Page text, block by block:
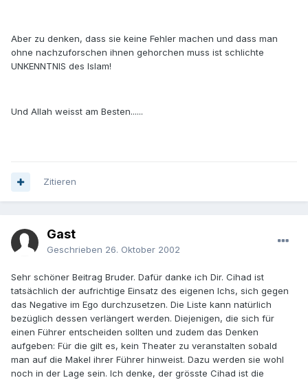
Aber zu denken, dass sie keine Fehler machen und dass man
ohne nachzuforschen ihnen gehorchen muss ist schlichte
UNKENNTNIS des Islam!
Und Allah weisst am Besten......
Zitieren
Gast
Geschrieben 26. Oktober 2002
Sehr schöner Beitrag Bruder. Dafür danke ich Dir. Cihad ist
tatsächlich der aufrichtige Einsatz des eigenen Ichs, sich gegen
das Negative im Ego durchzusetzen. Die Liste kann natürlich
bezüglich dessen verlängert werden. Diejenigen, die sich für
einen Führer entscheiden sollten und zudem das Denken
aufgeben: Für die gilt es, kein Theater zu veranstalten sobald
man auf die Makel ihrer Führer hinweist. Dazu werden sie wohl
noch in der Lage sein. Ich denke, der grösste Cihad ist die